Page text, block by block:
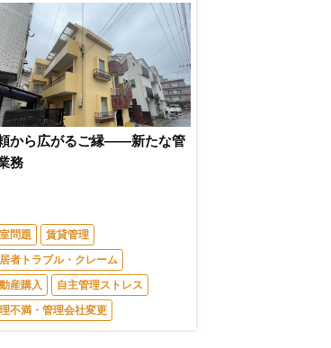
から広がるご縁――新たな管
務
問題
賃貸管理
者トラブル・クレーム
産購入
自主管理ストレス
不満・管理会社変更